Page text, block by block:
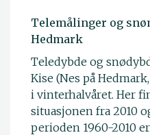
Telemålinger og
Hedmark
Teledybde og
Kise (Nes på
i vinterhalvåret. Her
situasjonen fra 2010
perioden 1960-2010